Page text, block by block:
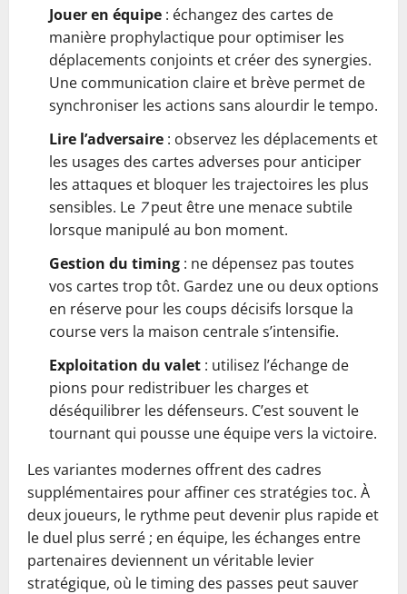
Jouer en équipe : échangez des cartes de
manière prophylactique pour optimiser les
déplacements conjoints et créer des synergies.
Une communication claire et brève permet de
synchroniser les actions sans alourdir le tempo.
Lire l’adversaire : observez les déplacements et
les usages des cartes adverses pour anticiper
les attaques et bloquer les trajectoires les plus
sensibles. Le 7peut être une menace subtile
lorsque manipulé au bon moment.
Gestion du timing : ne dépensez pas toutes
vos cartes trop tôt. Gardez une ou deux options
en réserve pour les coups décisifs lorsque la
course vers la maison centrale s’intensifie.
Exploitation du valet : utilisez l’échange de
pions pour redistribuer les charges et
déséquilibrer les défenseurs. C’est souvent le
tournant qui pousse une équipe vers la victoire.
Les variantes modernes offrent des cadres
supplémentaires pour affiner ces stratégies toc. À
deux joueurs, le rythme peut devenir plus rapide et
le duel plus serré ; en équipe, les échanges entre
partenaires deviennent un véritable levier
stratégique, où le timing des passes peut sauver